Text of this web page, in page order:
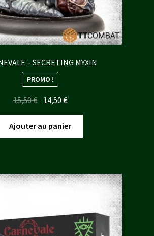
– SECRETING MYXIN
PROMO !
15,50€ Le
initial
était :
14,50€Le
actuel
est :
Ajouter au panier